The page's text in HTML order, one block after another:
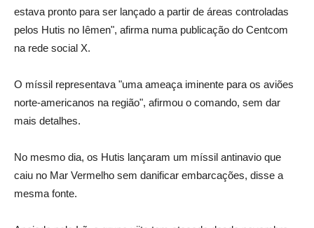
estava pronto para ser lançado a partir de áreas controladas
pelos Hutis no Iêmen", afirma numa publicação do Centcom
na rede social X.
O míssil representava "uma ameaça iminente para os aviões
norte-americanos na região", afirmou o comando, sem dar
mais detalhes.
No mesmo dia, os Hutis lançaram um míssil antinavio que
caiu no Mar Vermelho sem danificar embarcações, disse a
mesma fonte.